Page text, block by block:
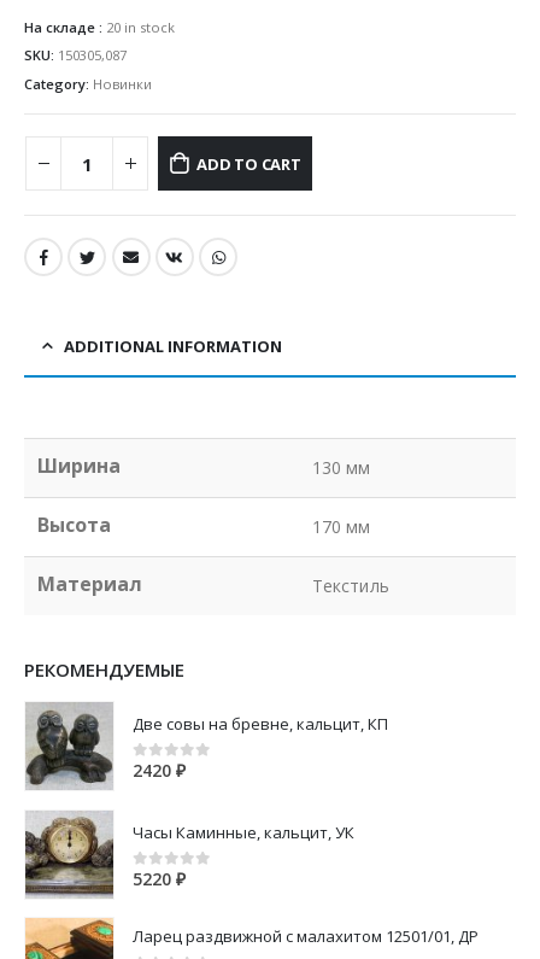
На складе : 20 in stock
SKU: 150305,087
Category: Новинки
ADD TO CART
ADDITIONAL INFORMATION
Ширина 130 мм
Высота 170 мм
Материал Текстиль
РЕКОМЕНДУЕМЫЕ
Две совы на бревне, кальцит, КП
0out of 5
2420 ₽
Часы Каминные, кальцит, УК
0out of 5
5220 ₽
Ларец раздвижной с малахитом 12501/01, ДР